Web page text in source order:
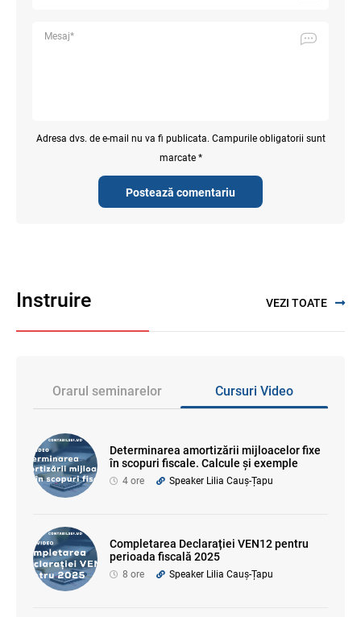
Postează comentariu
Adresa dvs. de e-mail nu va fi publicata. Campurile obligatorii sunt
marcate *
Instruire VEZI TOATE
Orarul seminarelor Cursuri Video
Determinarea amortizării mijloacelor fixe
în scopuri fiscale. Calcule și exemple
4 ore Speaker Lilia Cauș-Țapu
Completarea Declarației VEN12 pentru
perioada fiscală 2025
8 ore Speaker Lilia Cauș-Țapu